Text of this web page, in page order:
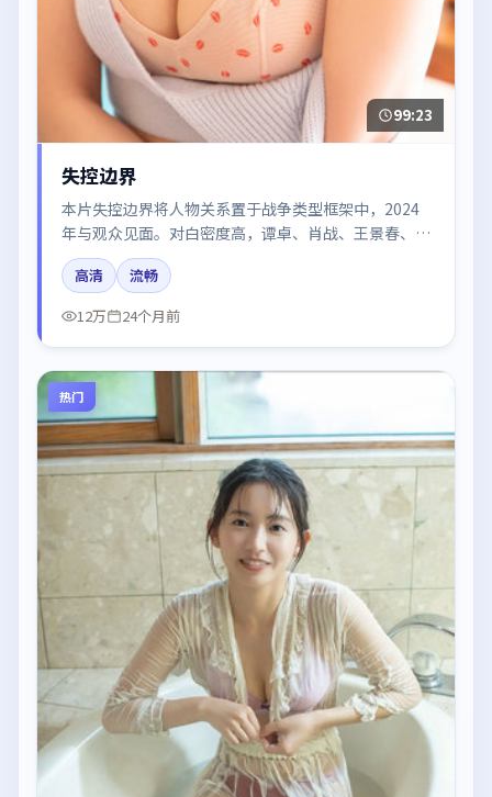
99:23
失控边界
本片失控边界将人物关系置于战争类型框架中，2024
年与观众见面。对白密度高，谭卓、肖战、王景春、雷
佳音的台词节奏值得关注；整体气质偏英国都市与冷色
调摄影。
高清
流畅
12万
24个月前
热门